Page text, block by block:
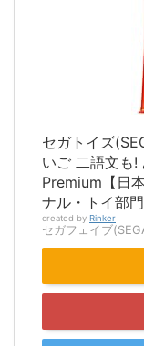
セガトイズ
いご 二語文も!
Premium【日
ナル・トイ部門
created by Rinker
セガフェイブ